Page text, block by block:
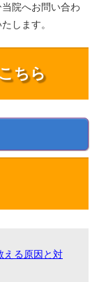
院へお問い合わ
します。
ちら
える原因と対